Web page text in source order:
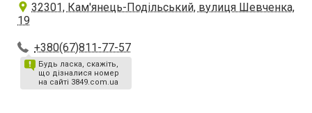
32301, Кам'янець-Подільський, вулиця Шевченка,
19
+380(67)811-77-57
Будь ласка, скажіть,
що дізналися номер
на сайті 3849.com.ua